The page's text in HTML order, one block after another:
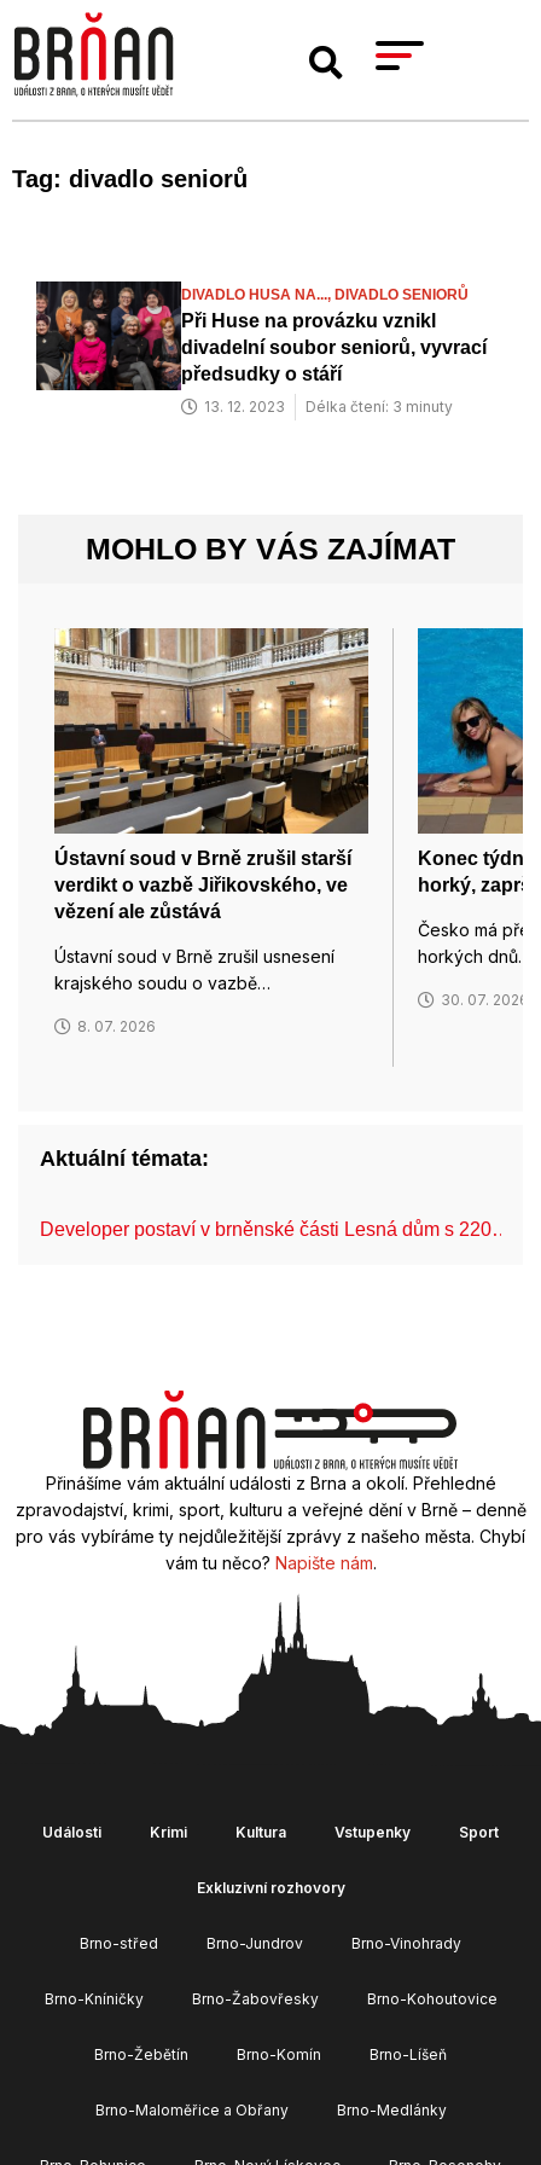
Tag: divadlo seniorů
DIVADLO HUSA NA..., DIVADLO SENIORŮ
Při Huse na provázku vznikl
divadelní soubor seniorů, vyvrací
předsudky o stáří
13. 12. 2023 Délka čtení: 3 minuty
MOHLO BY VÁS ZAJÍMAT
Ústavní soud v Brně zrušil starší
verdikt o vazbě Jiřikovského, ve
vězení ale zůstává
Ústavní soud v Brně zrušil usnesení
krajského soudu o vazbě…
8. 07. 2026
Konec
horký,
Česko má
horkých dnů.
30. 07. 2026
Aktuální témata:
Developer postaví v brněnské části Lesná dům s 220…
Přinášíme vám aktuální události z Brna a okolí. Přehledné
zpravodajství, krimi, sport, kulturu a veřejné dění v Brně – denně
pro vás vybíráme ty nejdůležitější zprávy z našeho města. Chybí
vám tu něco? Napište nám.
Události Krimi Kultura Vstupenky Sport
Exkluzivní rozhovory
Brno-střed Brno-Jundrov Brno-Vinohrady
Brno-Kníničky Brno-Žabovřesky Brno-Kohoutovice
Brno-Žebětín Brno-Komín Brno-Líšeň
Brno-Maloměřice a Obřany Brno-Medlánky